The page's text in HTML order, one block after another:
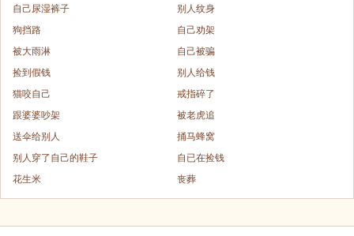
自己尿湿裤子
别人纹身
狗挡路
自己劝架
被大雨淋
自己被骗
捡到假钱
别人给钱
猫咬自己
戒指碎了
跟婆婆吵架
被老虎追
送伞给别人
捅马蜂窝
别人穿了自己的鞋子
自已在捡钱
花生米
丧葬